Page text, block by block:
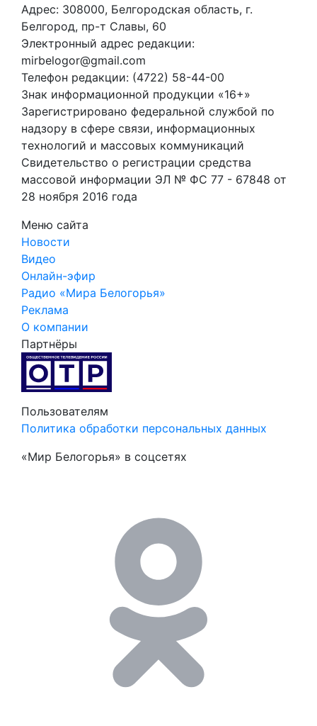
Адрес: 308000, Белгородская область, г.
Белгород, пр-т Славы, 60
Электронный адрес редакции:
mirbelogor@gmail.com
Телефон редакции: (4722) 58-44-00
Знак информационной продукции «16+»
Зарегистрировано федеральной службой по
надзору в сфере связи, информационных
технологий и массовых коммуникаций
Свидетельство о регистрации средства
массовой информации ЭЛ № ФС 77 - 67848 от
28 ноября 2016 года
Меню сайта
Новости
Видео
Онлайн-эфир
Радио «Мира Белогорья»
Реклама
О компании
Партнёры
Пользователям
Политика обработки персональных данных
«Мир Белогорья» в соцсетях